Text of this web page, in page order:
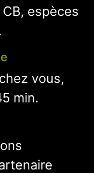
espèces
vous,
min.